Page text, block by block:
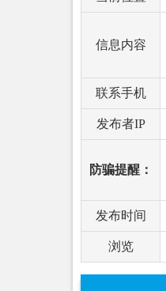
信息内容
联系手机
发布者IP
防骗提醒：
发布时间
浏览